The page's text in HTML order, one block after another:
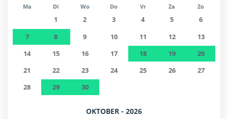
Ma Di Wo Do Vr Za Zo
1 2 3 4 5
6
7
8 9 10 11 12
13
14
15 16 17 18 19
20
21
22 23 24 25 26
27
28
29 30
OKTOBER - 2026